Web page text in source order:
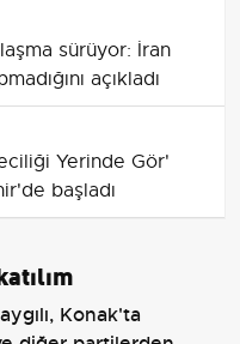
sürüyor: İran
açıkladı
Yerinde Gör'
başladı
Konak'ta